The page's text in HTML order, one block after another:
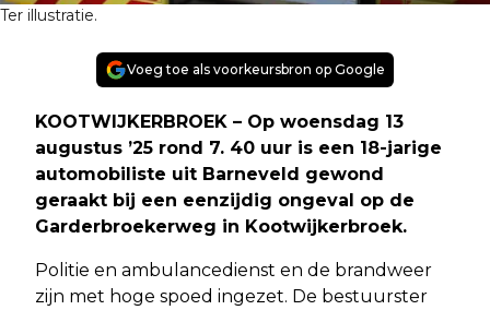
Ter illustratie.
Voeg toe als voorkeursbron op Google
KOOTWIJKERBROEK – Op woensdag 13
augustus ’25 rond 7. 40 uur is een 18-jarige
automobiliste uit Barneveld gewond
geraakt bij een eenzijdig ongeval op de
Garderbroekerweg in Kootwijkerbroek.
Politie en ambulancedienst en de brandweer
zijn met hoge spoed ingezet. De bestuurster